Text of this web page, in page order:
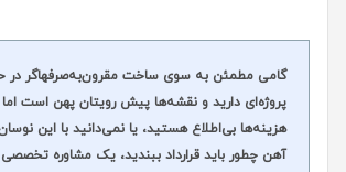
گامی مطمئن به سوی ساخت مقرون‌به‌صرفهاگر در
پروژه‌ای دارید و نقشه‌ها پیش رویتان پهن است اما
هزینه‌ها بی‌اطلاع هستید، یا نمی‌دانید با این
آهن چطور باید قرارداد ببندید، یک مشاوره